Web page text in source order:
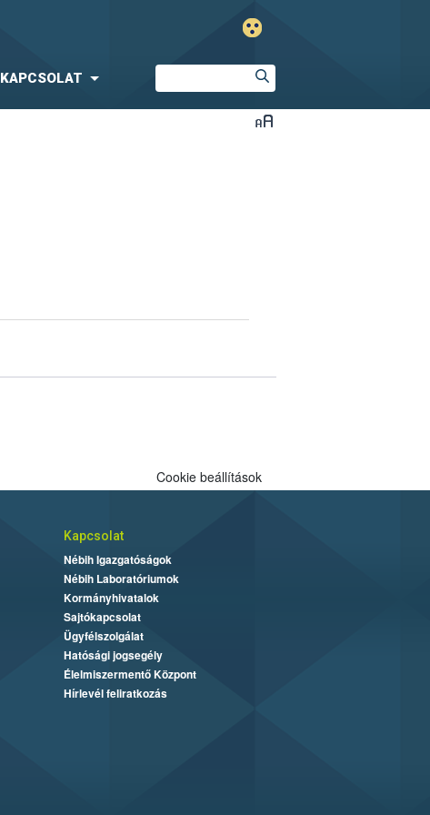
KAPCSOLAT
Cookie beállítások
Kapcsolat
Nébih Igazgatóságok
Nébih Laboratóriumok
Kormányhivatalok
Sajtókapcsolat
Ügyfélszolgálat
Hatósági jogsegély
Élelmiszermentő Központ
Hírlevél feliratkozás